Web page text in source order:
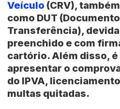
Veículo (CRV),
como DUT
Transferência),
preenchido e com
cartório. Além disso,
apresentar o
do IPVA,
multas quitadas.